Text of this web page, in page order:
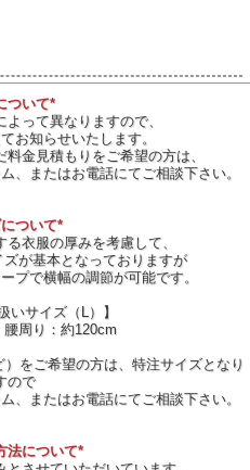
ついて*
って異なりますので、
お知らせいたします。
金見積もりをご希望の方は、
、またはお電話にてご相談下さい。
ついて*
衣服の厚みを考慮して、
が基本となっておりますが
プで横幅の調節が可能です。
いサイズ（L）】
周り：約120cm
をご希望の方は、特注サイズとなり
ので
、またはお電話にてご相談下さい。
法について*